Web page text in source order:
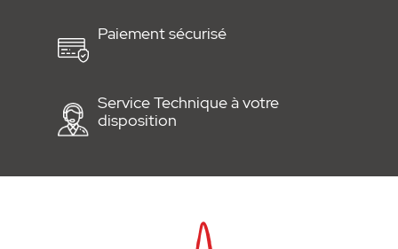
Paiement sécurisé
Service Technique à votre
disposition